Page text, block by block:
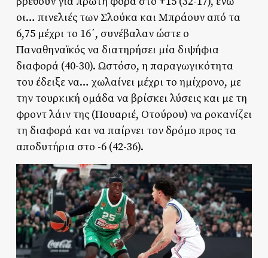
οι… πινελιές των Σλούκα και Μπράουν από τα
6,75 μέχρι το 16΄, συνέβαλαν ώστε ο
Παναθηναϊκός να διατηρήσει μία διψήφια
διαφορά (40-30). Ωστόσο, η παραγωγικότητα
του έδειξε να… χωλαίνει μέχρι το ημίχρονο, με
την τουρκική ομάδα να βρίσκει λύσεις και με τη
φροντ λάιν της (Πουαριέ, Οτούρου) να ροκανίζει
τη διαφορά και να παίρνει τον δρόμο προς τα
αποδυτήρια στο -6 (42-36).